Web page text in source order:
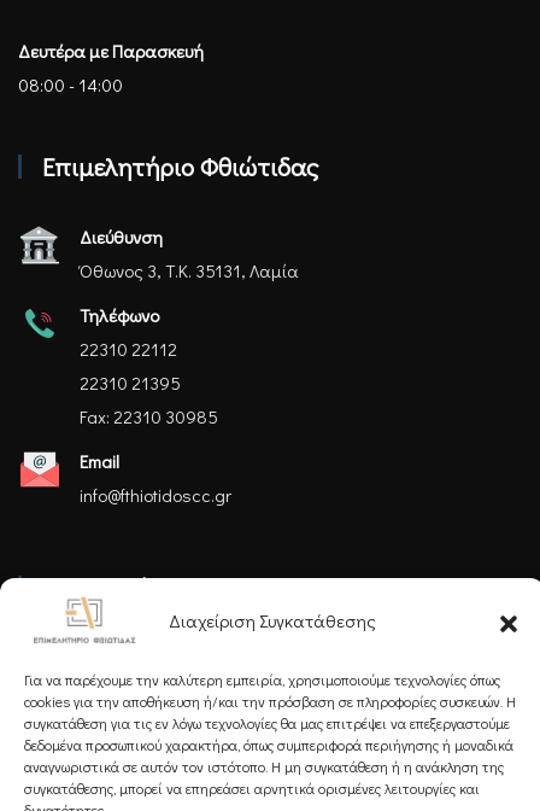
Διαχείριση Συγκατάθεσης
Για να παρέχουμε την καλύτερη εμπειρία, χρησιμοποιούμε τεχνολογίες όπως
cookies για την αποθήκευση ή/και την πρόσβαση σε πληροφορίες συσκευών. Η
συγκατάθεση για τις εν λόγω τεχνολογίες θα μας επιτρέψει να επεξεργαστούμε
δεδομένα προσωπικού χαρακτήρα, όπως συμπεριφορά περιήγησης ή μοναδικά
αναγνωριστικά σε αυτόν τον ιστότοπο. Η μη συγκατάθεση ή η ανάκληση της
συγκατάθεσης, μπορεί να επηρεάσει αρνητικά ορισμένες λειτουργίες και
Δευτέρα με Παρασκευή
08:00 - 14:00
Επιμελητήριο Φθιώτιδας
Διεύθυνση
Όθωνος 3, Τ.Κ. 35131, Λαμία
Τηλέφωνο
22310 22112
22310 21395
Fax: 22310 30985
Email
info@fthiotidoscc.gr
Ακολουθήστε μας
Εγγραφείτε στο Newsletter μας